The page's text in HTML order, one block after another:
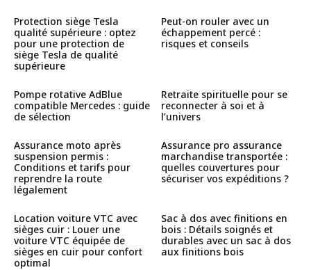
Protection siège Tesla
qualité supérieure : optez
pour une protection de
siège Tesla de qualité
supérieure
Peut-on rouler avec un
échappement percé :
risques et conseils
Pompe rotative AdBlue
compatible Mercedes : guide
de sélection
Retraite spirituelle pour se
reconnecter à soi et à
l’univers
Assurance moto après
suspension permis :
Conditions et tarifs pour
reprendre la route
légalement
Assurance pro assurance
marchandise transportée :
quelles couvertures pour
sécuriser vos expéditions ?
Location voiture VTC avec
sièges cuir : Louer une
voiture VTC équipée de
sièges en cuir pour confort
optimal
Sac à dos avec finitions en
bois : Détails soignés et
durables avec un sac à dos
aux finitions bois